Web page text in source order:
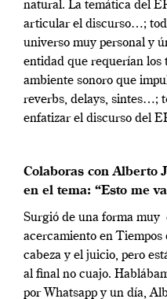
natural. La temática del
articular el discurso…;
universo muy personal y
entidad que requerían los
ambiente sonoro que
reverbs, delays, sintes…;
enfatizar el discurso del
Colaboras con Alberto
en el tema: “Esto me
Surgió de una forma muy
acercamiento en Tiempos
cabeza y el juicio, pero
al final no cuajo.
por Whatsapp y un día,